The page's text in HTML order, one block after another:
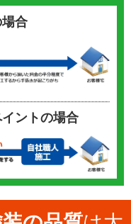
合
ントの場合